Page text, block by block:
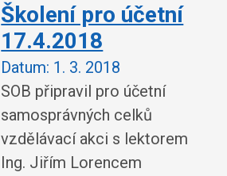
Školení pro účetní
17.4.2018
Datum: 1. 3. 2018
SOB připravil pro účetní
samosprávných celků
vzdělávací akci s lektorem
Ing. Jiřím Lorencem